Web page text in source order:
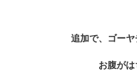
追加で、ゴー
お腹が